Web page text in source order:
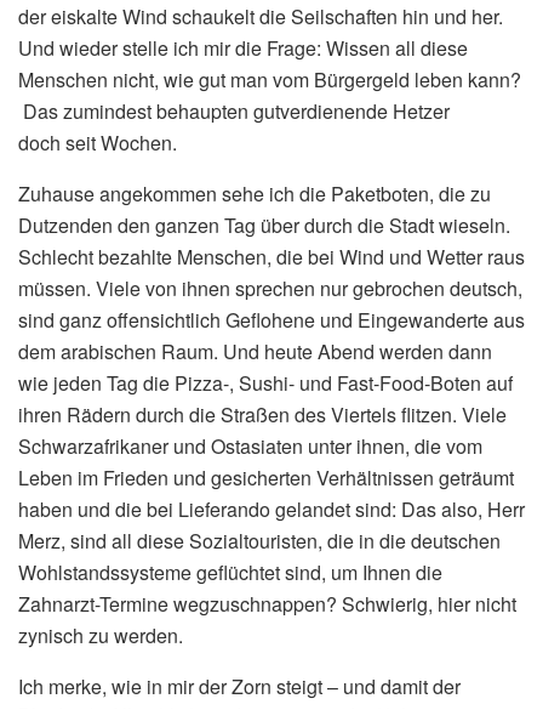
der eiskalte Wind schaukelt die Seilschaften hin und her.
Und wieder stelle ich mir die Frage: Wissen all diese
Menschen nicht, wie gut man vom Bürgergeld leben kann?
Das zumindest behaupten gutverdienende Hetzer
doch seit Wochen.
Zuhause angekommen sehe ich die Paketboten, die zu
Dutzenden den ganzen Tag über durch die Stadt wieseln.
Schlecht bezahlte Menschen, die bei Wind und Wetter raus
müssen. Viele von ihnen sprechen nur gebrochen deutsch,
sind ganz offensichtlich Geflohene und Eingewanderte aus
dem arabischen Raum. Und heute Abend werden dann
wie jeden Tag die Pizza-, Sushi- und Fast-Food-Boten auf
ihren Rädern durch die Straßen des Viertels flitzen. Viele
Schwarzafrikaner und Ostasiaten unter ihnen, die vom
Leben im Frieden und gesicherten Verhältnissen geträumt
haben und die bei Lieferando gelandet sind: Das also, Herr
Merz, sind all diese Sozialtouristen, die in die deutschen
Wohlstandssysteme geflüchtet sind, um Ihnen die
Zahnarzt-Termine wegzuschnappen? Schwierig, hier nicht
zynisch zu werden.
Ich merke, wie in mir der Zorn steigt – und damit der